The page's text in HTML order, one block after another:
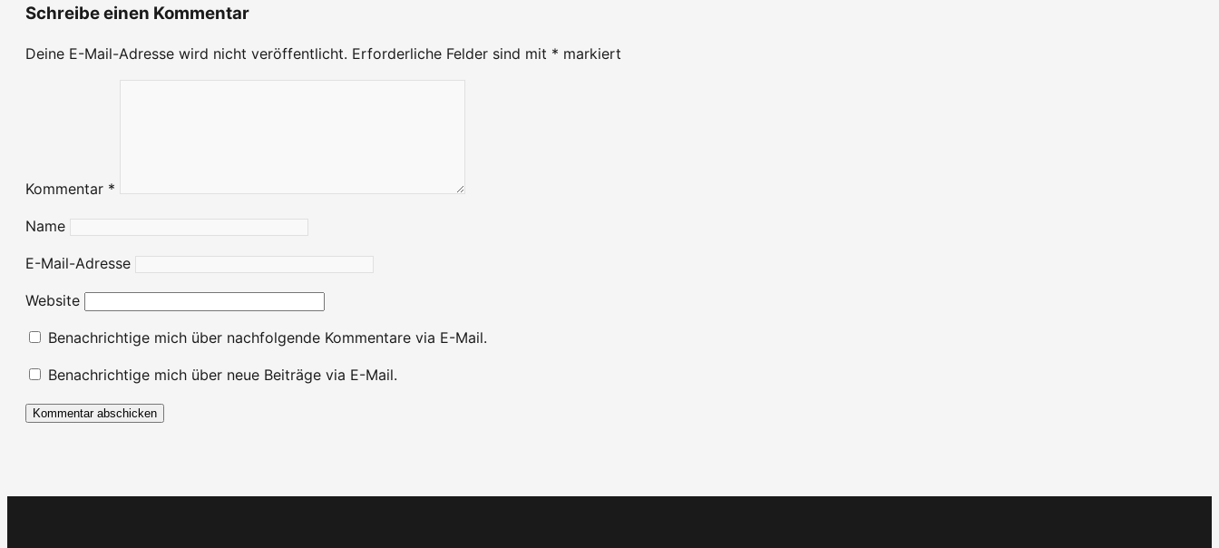
Schreibe einen Kommentar
Deine E-Mail-Adresse wird nicht veröffentlicht. Erforderliche Felder sind mit * markiert
Kommentar *
Name
E-Mail-Adresse
Website
Benachrichtige mich über nachfolgende Kommentare via E-Mail.
Benachrichtige mich über neue Beiträge via E-Mail.